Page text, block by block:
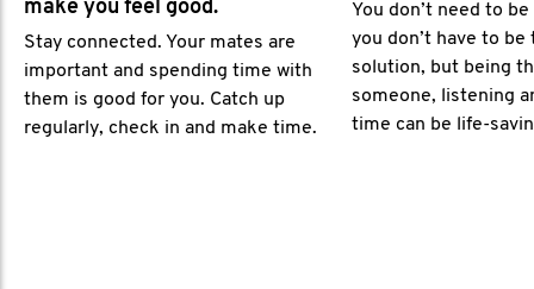
make you feel good.
Stay connected. Your mates are
important and spending time with
them is good for you. Catch up
regularly, check in and make time.
You don’t need to
you don’t have to be
solution, but being
someone, listening
time can be life-